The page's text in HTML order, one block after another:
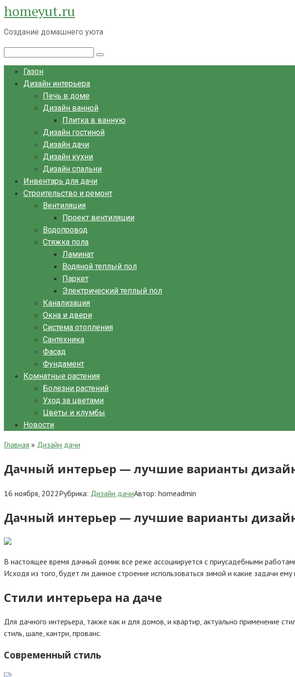
Перейти
к
контенту
homeyut.ru
Создание домашнего уюта
Газон
Дизайн интерьера
Печь в доме
Дизайн ванной
Плитка в ванную
Дизайн гостиной
Дизайн дачи
Дизайн кухни
Дизайн спальни
Инвентарь для дачи
Строительство и ремонт
Вентиляция
Проект вентиляции
Водопровод
Стяжка пола
Ламинат
Водяной теплый пол
Паркет
Электрический теплый пол
Канализация
Окна и двери
Система отопления
Сантехника
Фасад
Фундамент
Комнатные растения
Болезни растений
Уход за цветами
Цветы и клумбы
Новости
Главная » Дизайн дачи
Дачный интерьер — лучшие варианты
16 ноября, 2022Рубрика: Дизайн дачиАвтор: homeadmin
Дачный интерьер — лучшие варианты
В настоящее время дачный домик все реже ассоциируется с приусадебными
Исходя из того, будет ли данное строение использоваться зимой и какие задачи
Стили интерьера на даче
Для дачного интерьера, также как и для домов, и квартир, актуально применение
стиль, шале, кантри, прованс.
Современный стиль